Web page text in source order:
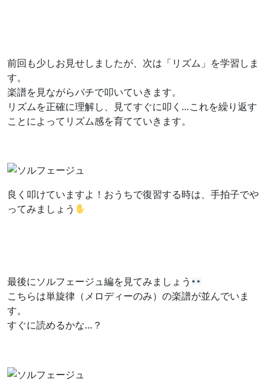
前回も少しお見せしましたが、次は「リズム」を学習しま
す。
楽譜を見ながらバチで叩いていきます。
リズムを正確に理解し、見てすぐに叩く…これを繰り返す
ことによってリズム感を育てていきます。
良く叩けていますよ！おうちで復習する時は、手拍子でや
ってみましょう
最後にソルフェージュ編を見てみましょう
こちらは単旋律（メロディーのみ）の楽譜が並んでいま
す。
すぐに読めるかな…？